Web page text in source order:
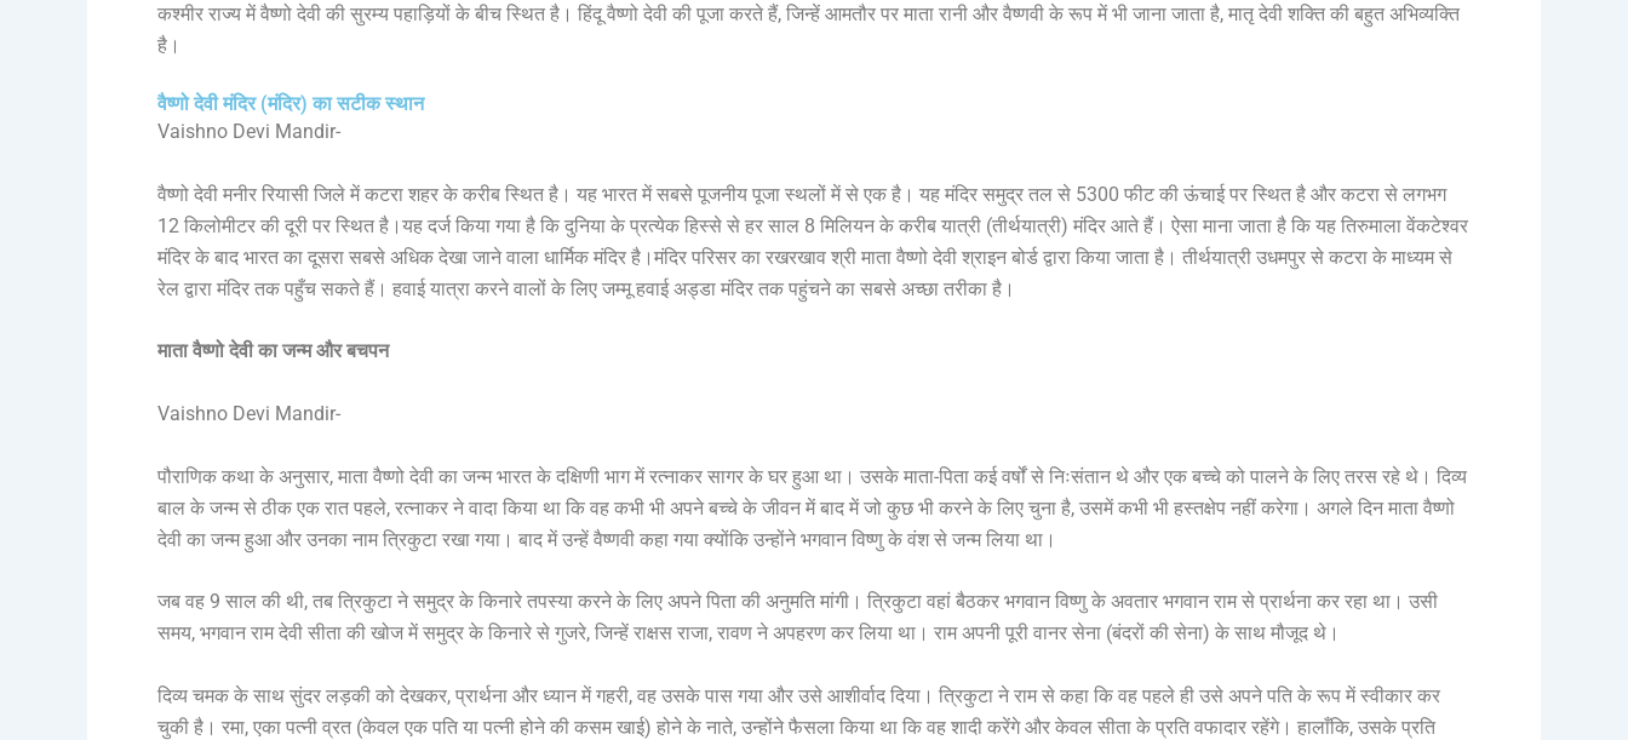
कश्मीर राज्य में वैष्णो देवी की सुरम्य पहाड़ियों के बीच स्थित है। हिंदू वैष्णो देवी की पूजा करते हैं, जिन्हें आमतौर पर माता रानी और वैष्णवी के रूप में भी जाना जाता है, मातृ देवी शक्ति की बहुत अभिव्यक्ति
है।
वैष्णो देवी मंदिर (मंदिर) का सटीक स्थान
Vaishno Devi Mandir-
वैष्णो देवी मनीर रियासी जिले में कटरा शहर के करीब स्थित है। यह भारत में सबसे पूजनीय पूजा स्थलों में से एक है। यह मंदिर समुद्र तल से 5300 फीट की ऊंचाई पर स्थित है और कटरा से लगभग
12 किलोमीटर की दूरी पर स्थित है। यह दर्ज किया गया है कि दुनिया के प्रत्येक हिस्से से हर साल 8 मिलियन के करीब यात्री (तीर्थयात्री) मंदिर आते हैं। ऐसा माना जाता है कि यह तिरुमाला वेंकटेश्वर
मंदिर के बाद भारत का दूसरा सबसे अधिक देखा जाने वाला धार्मिक मंदिर है। मंदिर परिसर का रखरखाव श्री माता वैष्णो देवी श्राइन बोर्ड द्वारा किया जाता है। तीर्थयात्री उधमपुर से कटरा के माध्यम से
रेल द्वारा मंदिर तक पहुँच सकते हैं। हवाई यात्रा करने वालों के लिए जम्मू हवाई अड्डा मंदिर तक पहुंचने का सबसे अच्छा तरीका है।
माता वैष्णो देवी का जन्म और बचपन
Vaishno Devi Mandir-
पौराणिक कथा के अनुसार, माता वैष्णो देवी का जन्म भारत के दक्षिणी भाग में रत्नाकर सागर के घर हुआ था। उसके माता-पिता कई वर्षों से निःसंतान थे और एक बच्चे को पालने के लिए तरस रहे थे। दिव्य
बाल के जन्म से ठीक एक रात पहले, रत्नाकर ने वादा किया था कि वह कभी भी अपने बच्चे के जीवन में बाद में जो कुछ भी करने के लिए चुना है, उसमें कभी भी हस्तक्षेप नहीं करेगा। अगले दिन माता वैष्णो
देवी का जन्म हुआ और उनका नाम त्रिकुटा रखा गया। बाद में उन्हें वैष्णवी कहा गया क्योंकि उन्होंने भगवान विष्णु के वंश से जन्म लिया था।
जब वह 9 साल की थी, तब त्रिकुटा ने समुद्र के किनारे तपस्या करने के लिए अपने पिता की अनुमति मांगी। त्रिकुटा वहां बैठकर भगवान विष्णु के अवतार भगवान राम से प्रार्थना कर रहा था। उसी
समय, भगवान राम देवी सीता की खोज में समुद्र के किनारे से गुजरे, जिन्हें राक्षस राजा, रावण ने अपहरण कर लिया था। राम अपनी पूरी वानर सेना (बंदरों की सेना) के साथ मौजूद थे।
दिव्य चमक के साथ सुंदर लड़की को देखकर, प्रार्थना और ध्यान में गहरी, वह उसके पास गया और उसे आशीर्वाद दिया। त्रिकुटा ने राम से कहा कि वह पहले ही उसे अपने पति के रूप में स्वीकार कर
चुकी है। रमा, एका पत्नी व्रत (केवल एक पति या पत्नी होने की कसम खाई) होने के नाते, उन्होंने फैसला किया था कि वह शादी करेंगे और केवल सीता के प्रति वफादार रहेंगे। हालाँकि, उसके प्रति